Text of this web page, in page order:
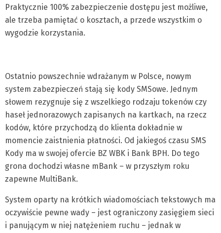
Praktycznie 100% zabezpieczenie dostępu jest możliwe,
ale trzeba pamiętać o kosztach, a przede wszystkim o
wygodzie korzystania.
Ostatnio powszechnie wdrażanym w Polsce, nowym
system zabezpieczeń stają się kody SMSowe. Jednym
słowem rezygnuje się z wszelkiego rodzaju tokenów czy
haseł jednorazowych zapisanych na kartkach, na rzecz
kodów, które przychodzą do klienta dokładnie w
momencie zaistnienia płatności. Od jakiegoś czasu SMS
Kody ma w swojej ofercie BZ WBK i Bank BPH. Do tego
grona dochodzi własne mBank – w przyszłym roku
zapewne MultiBank.
System oparty na krótkich wiadomościach tekstowych ma
oczywiście pewne wady – jest ograniczony zasięgiem sieci
i panującym w niej natężeniem ruchu – jednak w